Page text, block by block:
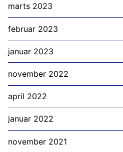
marts 2023
februar 2023
januar 2023
november 2022
april 2022
januar 2022
november 2021